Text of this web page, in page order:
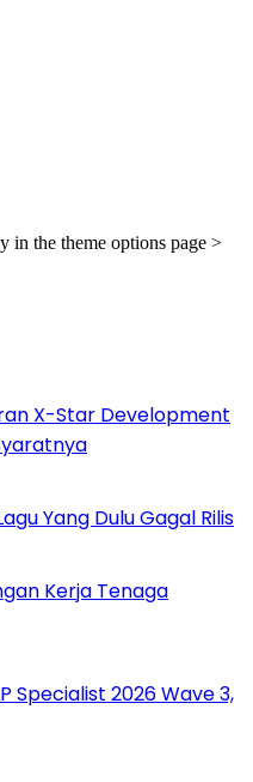
in the theme options page >
X-Star Development
Yang Dulu Gagal Rilis
Kerja Tenaga
Specialist 2026 Wave 3,